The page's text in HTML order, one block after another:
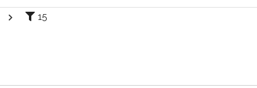
15